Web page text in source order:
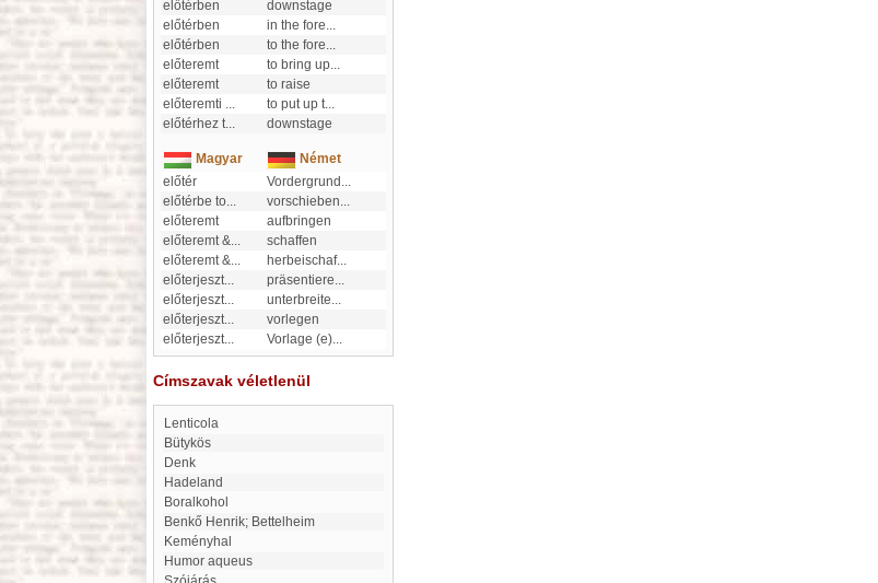
előtérben
downstage
előtérben
in the fore...
előtérben
to the fore...
előteremt
to bring up...
előteremt
to raise
előteremti ... to put up t...
előtérhez t... downstage
Magyar
Német
előtér
Vordergrund ...
előtérbe to... vorschieben...
előteremt
aufbringen
előteremt &...
schaffen
előteremt &... herbeischaf...
előterjeszt... präsentiere...
előterjeszt... unterbreite...
előterjeszt...
vorlegen
előterjeszt... Vorlage (e)...
Címszavak véletlenül
Lenticola
Bütykös
Denk
Hadeland
Boralkohol
Benkő Henrik; Bettelheim
Keményhal
Humor aqueus